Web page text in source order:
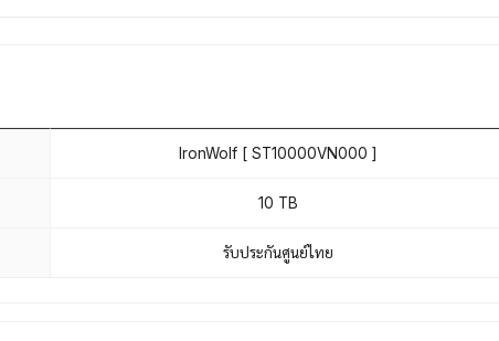
IronWolf [ ST10000VN000 ]
10 TB
รับประกันศูนย์ไทย